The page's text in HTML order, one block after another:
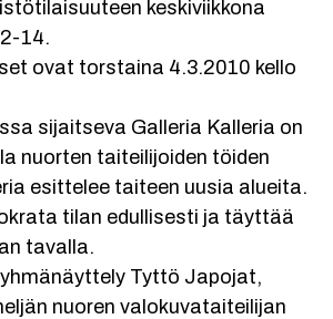
keskiviikkona
14.
ovat torstaina 4.3.2010 kello
sijaitseva Galleria Kalleria on
nuorten taiteilijoiden töiden
esittelee taiteen uusia alueita.
tilan edullisesti ja täyttää
tavalla.
Tyttö Japojat,
nuoren valokuvataiteilijan